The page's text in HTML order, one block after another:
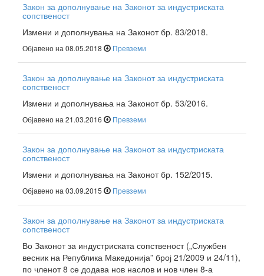
Закон за дополнување на Законот за индустриската
сопственост
Измени и дополнувања на Законот бр. 83/2018.
Објавено на 08.05.2018 Превземи
Закон за дополнување на Законот за индустриската
сопственост
Измени и дополнувања на Законот бр. 53/2016.
Објавено на 21.03.2016 Превземи
Закон за дополнување на Законот за индустриската
сопственост
Измени и дополнувања на Законот бр. 152/2015.
Објавено на 03.09.2015 Превземи
Закон за дополнување на Законот за индустриската
сопственост
Во Законот за индустриската сопственост („Службен
весник на Република Македонија” број 21/2009 и 24/11),
по членот 8 се додава нов наслов и нов член 8-а